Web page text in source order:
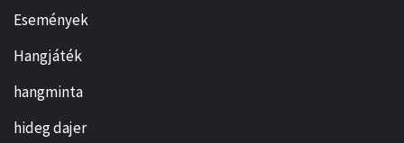
Események
Hangjáték
hangminta
hideg dajer